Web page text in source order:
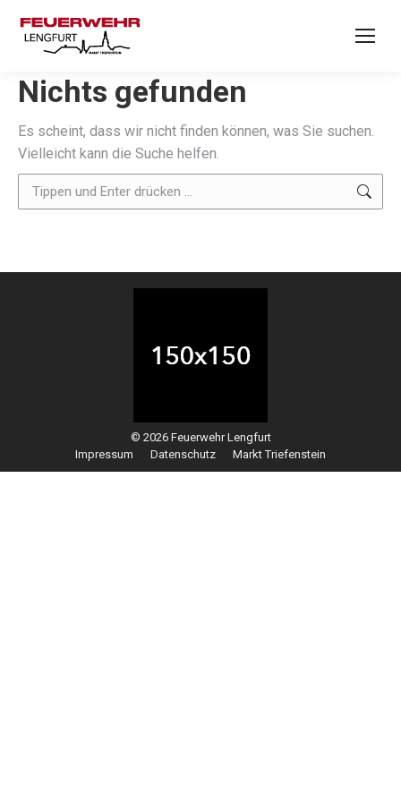
Nichts gefunden
Es scheint, dass wir nicht finden können, was Sie suchen.
Vielleicht kann die Suche helfen.
Search:
© 2026 Feuerwehr Lengfurt
Impressum
Datenschutz Markt Triefenstein